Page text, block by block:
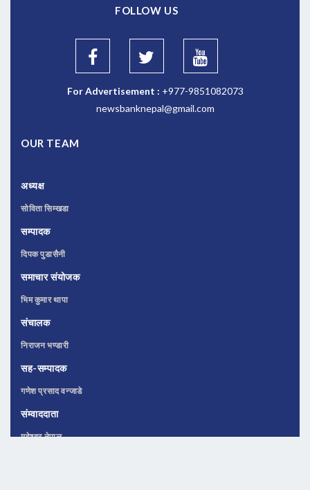
FOLLOW US
For Advertisement : +977-9851082073
newsbanknepal@gmail.com
OUR TEAM
अध्यक्ष
सोविता सिम्खडा
सम्पादक
दिपक पुडासैनी
समाचार संयोजक
भिम कुमार थापा
संचालक
निराजन भण्डारी
सह-सम्पादक
गणेश प्रसाद वन्जाडे
संम्वाददाता
महेश्वर नेपाल